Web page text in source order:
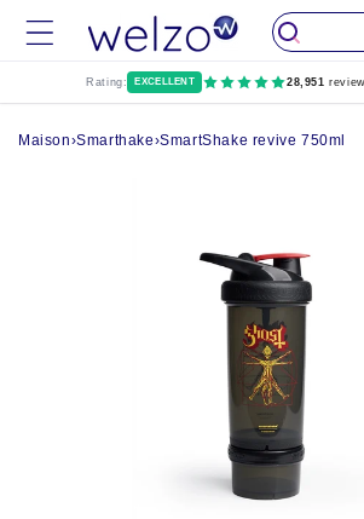
Passer au
contenu
Rating: EXCELLENT 28,951
Maison›Smarthake›SmartShake revive 750ml